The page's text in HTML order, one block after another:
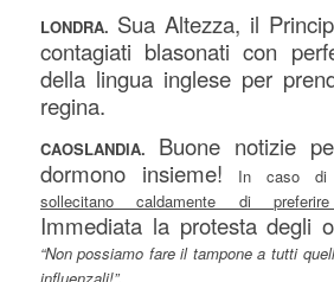
LONDRA. Sua Altezza, il
contagiati blasonati con
della lingua inglese per
regina.
CAOSLANDIA.
Buone notizie
dormono insieme! In caso di
sollecitano caldamente di
Immediata la protesta degli
“Non possiamo fare il tampone a tutti